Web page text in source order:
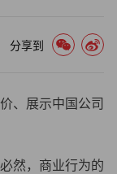
分享到
、展示中国公司
然，商业行为的